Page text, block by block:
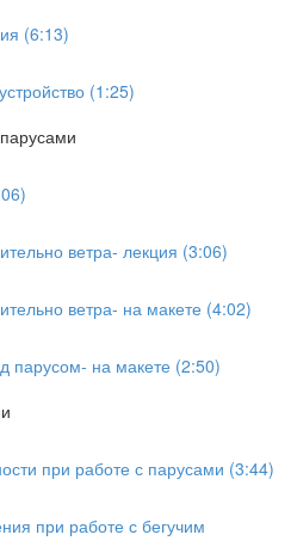
(6:13)
(1:25)
ветра- лекция (3:06)
ветра- на макете (4:02)
парусом- на макете (2:50)
при работе с парусами (3:44)
при работе с бегучим